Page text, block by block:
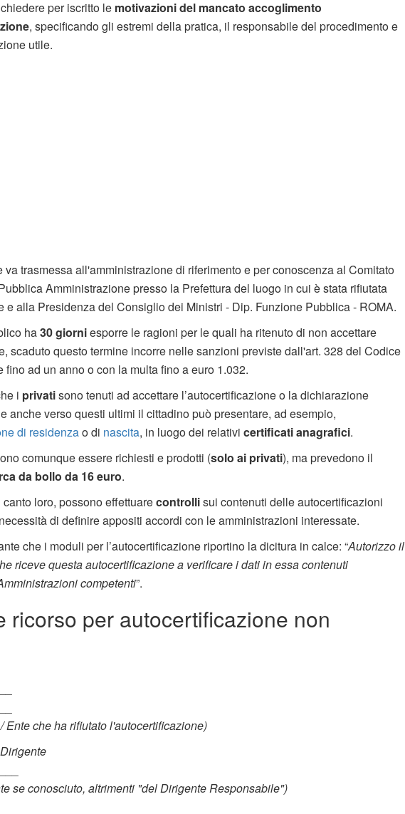
per iscritto le motivazioni del mancato accoglimento
, specificando gli estremi della pratica, il responsabile del procedimento e
utile.
va trasmessa all'amministrazione di riferimento e per conoscenza al Comitato
Amministrazione presso la Prefettura del luogo in cui è stata rifiutata
e alla Presidenza del Consiglio dei Ministri - Dip. Funzione Pubblica - ROMA.
ha30 giorniesporre le ragioni per le quali ha ritenuto di non accettare
scaduto questo termine incorre nelle sanzioni previste dall'art. 328 del Codice
fino ad un anno o con la multa fino a euro 1.032.
i privatisono tenuti ad accettare l’autocertificazione o la dichiarazione
anche verso questi ultimi il cittadino può presentare, ad esempio,
di residenzao di nascita, in luogo dei relativi certificati anagrafici.
comunque essere richiesti e prodotti (solo ai privati), ma prevedono il
da bollo da 16 euro.
loro, possono effettuarecontrollisui contenuti delle autocertificazioni
di definire appositi accordi con le amministrazioni interessate.
che i moduli per l’autocertificazione riportino la dicitura in calce: “Autorizzo il
riceve questa autocertificazione a verificare i dati in essa contenuti
competenti”.
ricorso per autocertificazione non
Ente che ha rifiutato l'autocertificazione)
se conosciuto, altrimenti "del Dirigente Responsabile")